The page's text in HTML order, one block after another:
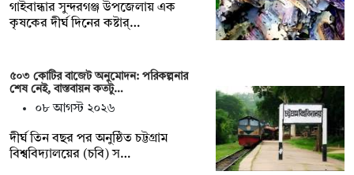
গাইবান্ধার সুন্দরগঞ্জ উপজেলায় এক
কৃষকের দীর্ঘ দিনের কষ্টার্…
৫০৩ কোটির বাজেট অনুমোদন: পরিকল্পনার
শেষ নেই, বাস্তবায়ন কতটু…
০৮ আগস্ট ২০২৬
দীর্ঘ তিন বছর পর অনুষ্ঠিত চট্টগ্রাম
বিশ্ববিদ্যালয়ের (চবি) স…